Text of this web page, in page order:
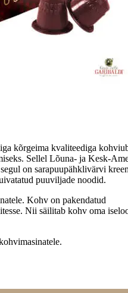
kõrgeima kvaliteediga
Sellel Lõuna- ja Kesk-
on sarapuupähklivärvi
puuviljade noodid.
Kohv on pakendatud
Nii säilitab kohv oma